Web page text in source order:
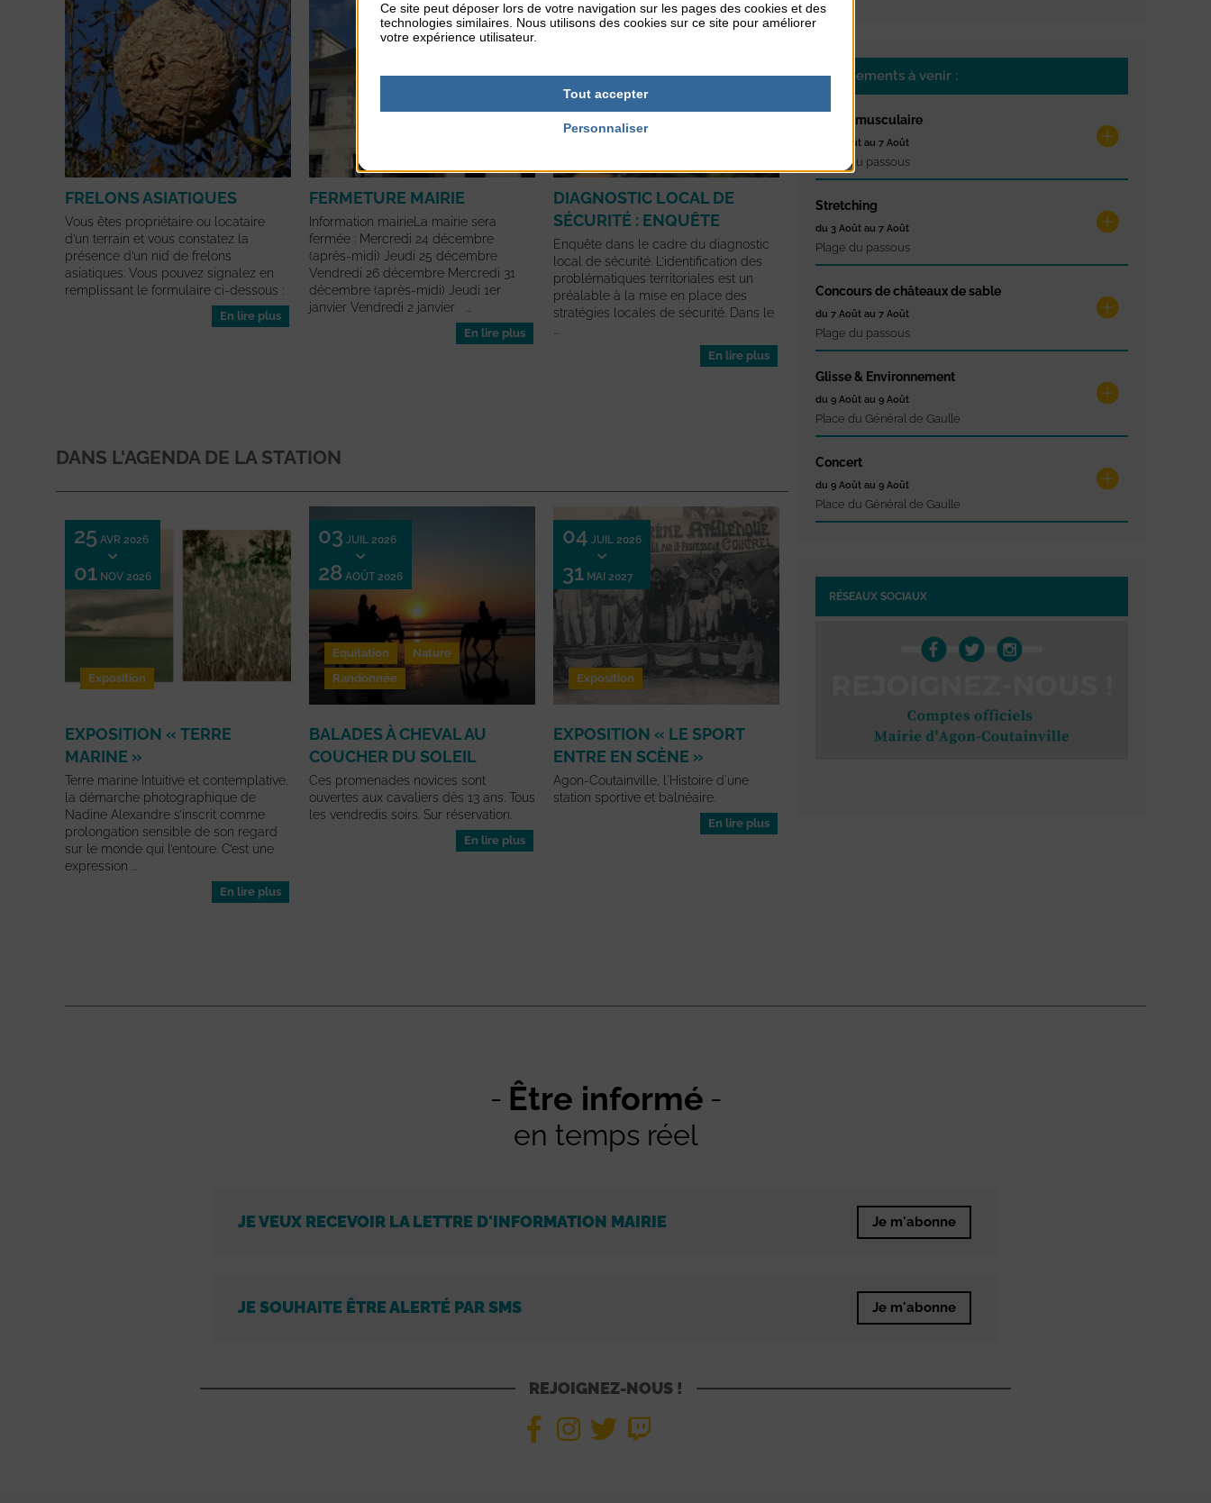
FRELONS ASIATIQUES
Vous êtes propriétaire ou locataire
d’un terrain et vous constatez la
présence d’un nid de frelons
asiatiques. Vous pouvez signalez en
remplissant le formulaire ci-dessous :
En lire plus
FERMETURE MAIRIE
Information mairieLa mairie sera
fermée : Mercredi 24 décembre
(après-midi) Jeudi 25 décembre
Vendredi 26 décembre Mercredi 31
décembre (après-midi) Jeudi 1er
janvier Vendredi 2 janvier ...
En lire plus
DIAGNOSTIC LOCAL DE
SÉCURITÉ : ENQUÊTE
Enquête dans le cadre du diagnostic
local de sécurité. L’identification des
problématiques territoriales est un
préalable à la mise en place des
stratégies locales de sécurité. Dans le
En lire plus
DANS L'AGENDA DE LA STATION
25 AVR 2026
01 NOV 2026
Exposition
EXPOSITION « TERRE
MARINE »
Terre marine Intuitive et contemplative,
la démarche photographique de
Nadine Alexandre s’inscrit comme
prolongation sensible de son regard
sur le monde qui l’entoure. C’est une
expression ...
En lire plus
03 JUIL 2026
28 AOÛT 2026
Equitation
Nature
Randonnée
BALADES À CHEVAL AU
COUCHER DU SOLEIL
Ces promenades novices sont
ouvertes aux cavaliers dès 13 ans. Tous
les vendredis soirs. Sur réservation.
En lire plus
04 JUIL 2026
31 MAI 2027
Exposition
EXPOSITION « LE SPORT
ENTRE EN SCÈNE »
Agon-Coutainville, l'Histoire d'une
station sportive et balnéaire.
En lire plus
Evènements à venir :
Réveil musculaire
du 3 Août au 7 Août
Plage du passous
Stretching
du 3 Août au 7 Août
Plage du passous
Concours de châteaux de sable
du 7 Août au 7 Août
Plage du passous
Glisse & Environnement
du 9 Août au 9 Août
Place du Général de Gaulle
Concert
du 9 Août au 9 Août
Place du Général de Gaulle
RÉSEAUX SOCIAUX
Être informé
en temps réel
JE VEUX RECEVOIR LA LETTRE D'INFORMATION MAIRIE Je m'abonne
JE SOUHAITE ÊTRE ALERTÉ PAR SMS Je m'abonne
REJOIGNEZ-NOUS !
Ce site peut déposer lors de votre navigation sur les pages des cookies et des
technologies similaires. Nous utilisons des cookies sur ce site pour améliorer
votre expérience utilisateur.
Tout accepter
Personnaliser